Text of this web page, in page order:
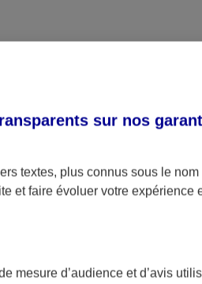
sur nos
textes, plus connus sous le nom
et faire évoluer votre expérience
mesure d’audience et d’avis